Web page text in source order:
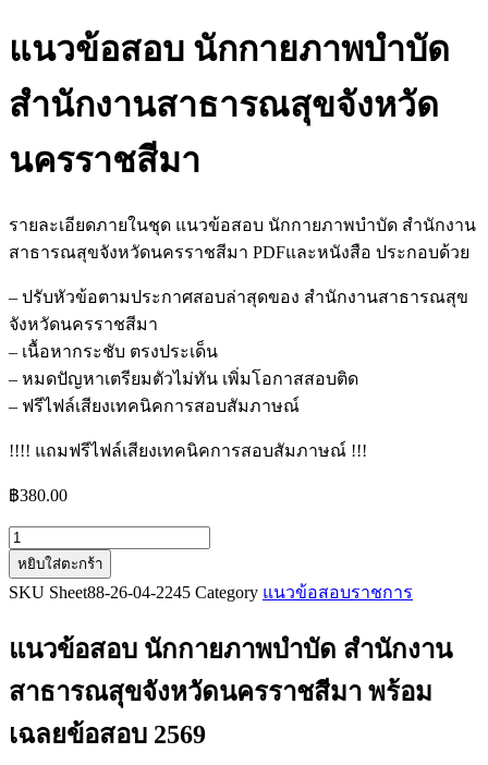
แนวข้อสอบ นักกายภาพบำบัด
สำนักงานสาธารณสุขจังหวัด
นครราชสีมา
รายละเอียดภายในชุด แนวข้อสอบ นักกายภาพบำบัด สำนักงาน
สาธารณสุขจังหวัดนครราชสีมา PDFและหนังสือ ประกอบด้วย
– ปรับหัวข้อตามประกาศสอบล่าสุดของ สำนักงานสาธารณสุข
จังหวัดนครราชสีมา
– เนื้อหากระชับ ตรงประเด็น
– หมดปัญหาเตรียมตัวไม่ทัน เพิ่มโอกาสสอบติด
– ฟรีไฟล์เสียงเทคนิคการสอบสัมภาษณ์
!!!! แถมฟรีไฟล์เสียงเทคนิคการสอบสัมภาษณ์ !!!
฿380.00
จำนวน
แนว
ข้อสอบ
กายภาพบำบัด
สาธารณสุข
จังหวัด
หยิบใส่ตะกร้า
SKU Sheet88-26-04-2245 Category แนวข้อสอบราชการ
แนวข้อสอบ นักกายภาพบำบัด สำนักงาน
สาธารณสุขจังหวัดนครราชสีมา พร้อม
เฉลยข้อสอบ 2569